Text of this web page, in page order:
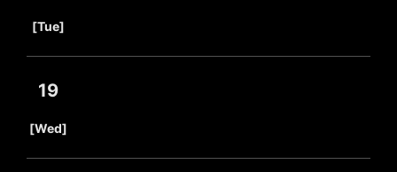
[Tue]
19
[Wed]